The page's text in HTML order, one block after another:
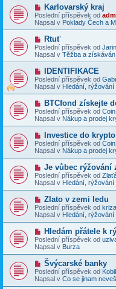
v
e
k
p
í
s
p
v
e
k
N
o
v
ý
p
í
s
p
v
e
k
Karlovarský kraj
Poslední příspěvek od
Napsal v Poklady Čech a
N
o
v
ý
p
í
s
p
v
e
k
Rtuť
Poslední příspěvek od
Napsal v Těžba a
N
o
v
ý
p
í
s
p
v
e
k
IDENTIFIKACE
Poslední příspěvek od
Napsal v Hledání, rýžování
N
o
v
ý
p
í
s
p
ě
v
e
k
BTCfond získejte
Poslední příspěvek od
Napsal v Nákup a prodej
N
o
v
ý
í
s
p
ě
v
e
k
Investice do
Poslední příspěvek od
Napsal v Nákup a prodej
N
o
v
ý
p
í
s
p
v
e
k
Je vůbec rýžování
Poslední příspěvek od
Napsal v Hledání, rýžování
N
o
v
ý
p
í
s
p
ě
v
e
k
Zlato v zemi ledu
Poslední příspěvek od
Napsal v Hledání, rýžování
N
o
v
ý
p
í
s
Hledám přátele k
Poslední příspěvek od
Napsal v Burza
N
o
v
ý
Švýcarské banky
Poslední příspěvek od
Napsal v Co se jinam